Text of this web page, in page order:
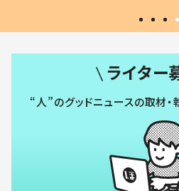
ライター
“人”のグッドニュースの取材